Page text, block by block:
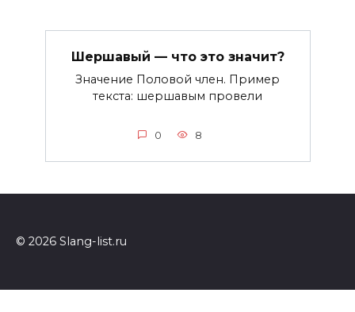
Шершавый — что это значит?
Значение Половой член. Пример
текста: шершавым провели
0 8
© 2026 Slang-list.ru